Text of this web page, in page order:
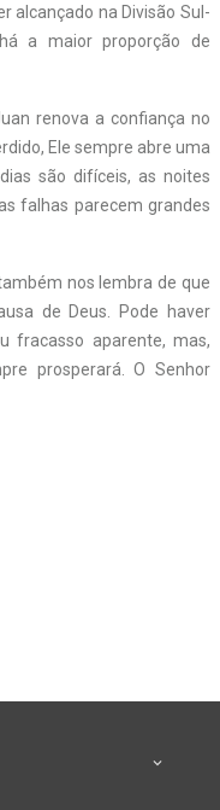
alcançado na Divisão Sul-
a maior proporção de
renova a confiança no
Ele sempre abre uma
são difíceis, as noites
falhas parecem grandes
nos lembra de que
de Deus. Pode haver
fracasso aparente, mas,
prosperará. O Senhor